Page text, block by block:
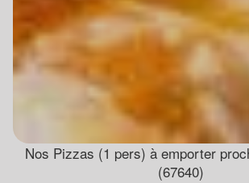
Nos Pizzas (1 pers) à emporter
(67640)